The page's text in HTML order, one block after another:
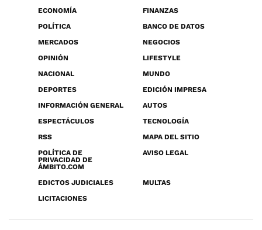
ECONOMÍA
FINANZAS
POLÍTICA
BANCO DE DATOS
MERCADOS
NEGOCIOS
OPINIÓN
LIFESTYLE
NACIONAL
MUNDO
DEPORTES
EDICIÓN IMPRESA
INFORMACIÓN GENERAL
AUTOS
ESPECTÁCULOS
TECNOLOGÍA
RSS
MAPA DEL SITIO
POLÍTICA DE
PRIVACIDAD DE
ÁMBITO.COM
AVISO LEGAL
EDICTOS JUDICIALES
MULTAS
LICITACIONES